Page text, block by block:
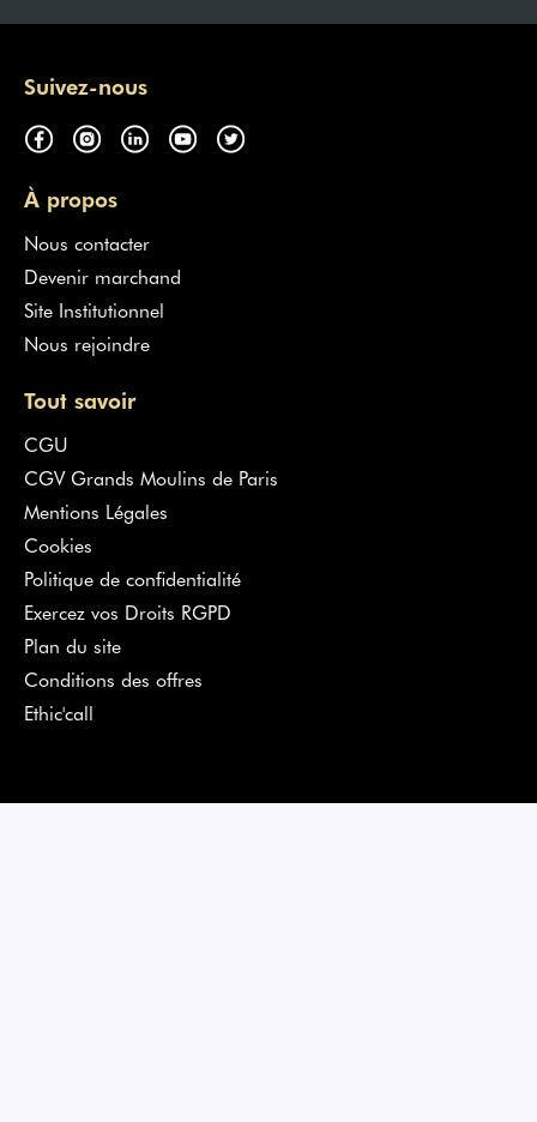
Suivez-nous
À propos
Nous contacter
Devenir marchand
Site Institutionnel
Nous rejoindre
Tout savoir
CGU
CGV Grands Moulins de Paris
Mentions Légales
Cookies
Politique de confidentialité
Exercez vos Droits RGPD
Plan du site
Conditions des offres
Ethic'call